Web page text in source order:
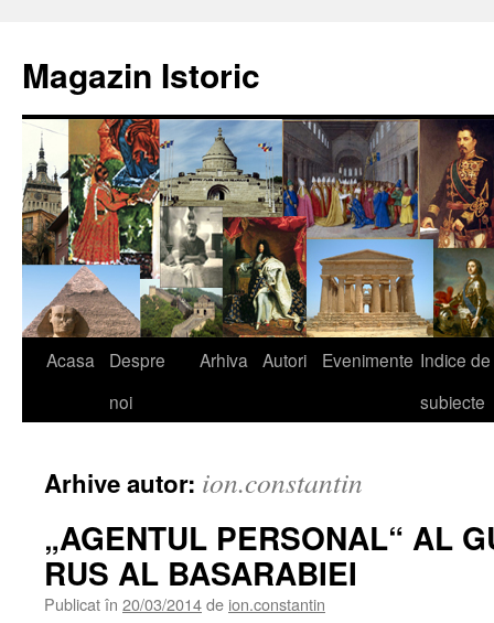
conținut
Magazin Istoric
Acasa
Despre
noi
Arhiva Autori Evenimente Indice de
subiecte
Arhive autor: ion.constantin
„AGENTUL PERSONAL“ AL
RUS AL BASARABIEI
Publicat în 20/03/2014de ion.constantin